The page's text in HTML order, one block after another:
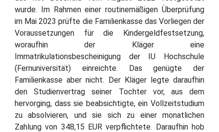
wurde. Im Rahmen einer routinemäßigen Überprüfung
im Mai 2023 prüfte die Familienkasse das Vorliegen der
Voraussetzungen für die Kindergeldfestsetzung,
woraufhin der Kläger eine
Immatrikulationsbescheinigung der IU Hochschule
(Fernuniversität) einreichte. Das genügte der
Familienkasse aber nicht. Der Kläger legte daraufhin
den Studienvertrag seiner Tochter vor, aus dem
hervorging, dass sie beabsichtigte, ein Vollzeitstudium
zu absolvieren, und sie sich zu einer monatlichen
Zahlung von 348,15 EUR verpflichtete. Daraufhin hob